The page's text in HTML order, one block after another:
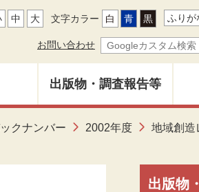
中 大 文字カラー 白 青 黒 ふりが
お問い合わせ
出版物・調査報告等
地域創造レター
雑誌「地域創造」
クナンバー 2002年度
地域創造
出版物